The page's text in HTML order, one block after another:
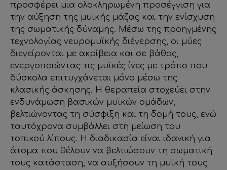
προσφέρει μια ολοκληρωμένη προσέγγιση για
την αύξηση της μυϊκής μάζας και την ενίσχυση
της σωματικής δύναμης. Μέσω της προηγμένης
τεχνολογίας νευρομυϊκής διέγερσης, οι μύες
διεγείρονται με ακρίβεια και σε βάθος,
ενεργοποιώντας τις μυϊκές ίνες με τρόπο που
δύσκολα επιτυγχάνεται μόνο μέσω της
κλασικής άσκησης. Η θεραπεία στοχεύει στην
ενδυνάμωση βασικών μυϊκών ομάδων,
βελτιώνοντας τη σύσφιξη και τη δομή τους, ενώ
ταυτόχρονα συμβάλλει στη μείωση του
τοπικού λίπους. Η διαδικασία είναι ιδανική για
άτομα που θέλουν να βελτιώσουν τη σωματική
τους κατάσταση, να αυξήσουν τη μυϊκή τους